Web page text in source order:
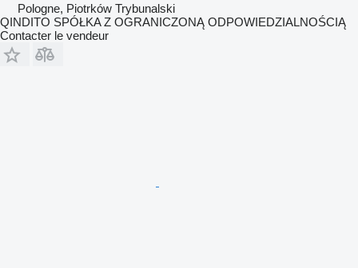
Pologne, Piotrków Trybunalski
QINDITO SPÓŁKA Z OGRANICZONĄ ODPOWIEDZIALNOŚCIĄ
Contacter le vendeur